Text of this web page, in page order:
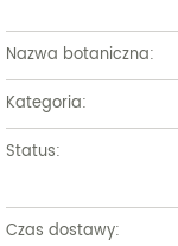
Nazwa botaniczna:
Kategoria:
Status:
Czas dostawy: